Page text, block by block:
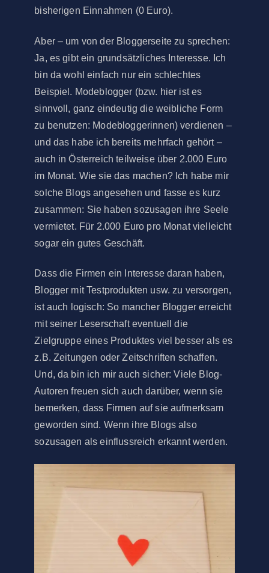
bisherigen Einnahmen (0 Euro).
Aber – um von der Bloggerseite zu sprechen:
Ja, es gibt ein grundsätzliches Interesse. Ich
bin da wohl einfach nur ein schlechtes
Beispiel. Modeblogger (bzw. hier ist es
sinnvoll, ganz eindeutig die weibliche Form
zu benutzen: Modebloggerinnen) verdienen –
und das habe ich bereits mehrfach gehört –
auch in Österreich teilweise über 2.000 Euro
im Monat. Wie sie das machen? Ich habe mir
solche Blogs angesehen und fasse es kurz
zusammen: Sie haben sozusagen ihre Seele
vermietet. Für 2.000 Euro pro Monat vielleicht
sogar ein gutes Geschäft.
Dass die Firmen ein Interesse daran haben,
Blogger mit Testprodukten usw. zu versorgen,
ist auch logisch: So mancher Blogger erreicht
mit seiner Leserschaft eventuell die
Zielgruppe eines Produktes viel besser als es
z.B. Zeitungen oder Zeitschriften schaffen.
Und, da bin ich mir auch sicher: Viele Blog-
Autoren freuen sich auch darüber, wenn sie
bemerken, dass Firmen auf sie aufmerksam
geworden sind. Wenn ihre Blogs also
sozusagen als einflussreich erkannt werden.